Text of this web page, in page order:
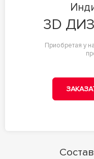
3D
Приобретая у